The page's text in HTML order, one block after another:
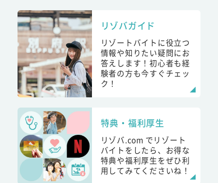
リゾバガイド
リゾートバイトに役立つ
情報や知りたい疑問にお
答えします！初心者も経
験者の方も今すぐチェッ
ク！
特典・福利厚生
リゾバ.com でリゾート
バイトをしたら、お得な
特典や福利厚生をぜひ利
用してみてくださいね！